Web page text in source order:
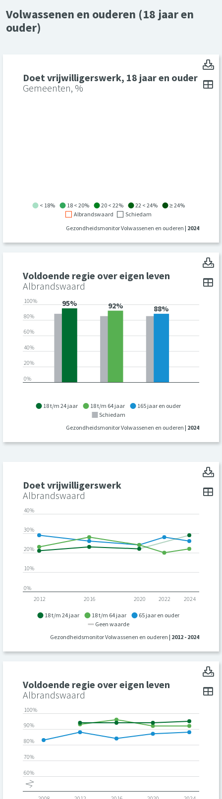
Volwassenen en ouderen (18 jaar en
ouder)
Doet vrijwilligerswerk, 18 jaar en ouder
Gemeenten, %
< 18% 18 < 20% 20 < 22% 22 < 24%
≥ 24%
Albrandswaard
Schiedam
Gezondheidsmonitor Volwassenen en ouderen | 2024
Voldoende regie over eigen leven
Albrandswaard
18 t/m 24 jaar 18 t/m 64 jaar
165 jaar en ouder
Schiedam
0%
20%
40%
60%
80%
100% 95% 92% 88%
Gezondheidsmonitor Volwassenen en ouderen | 2024
Doet vrijwilligerswerk
Albrandswaard
18 t/m 24 jaar 18 t/m 64 jaar
65 jaar en ouder
Geen waarde
2012 2016 2020 2022 2024
0%
10%
20%
30%
40%
Gezondheidsmonitor Volwassenen en ouderen | 2012 - 2024
Voldoende regie over eigen leven
Albrandswaard
60%
70%
80%
90%
100%